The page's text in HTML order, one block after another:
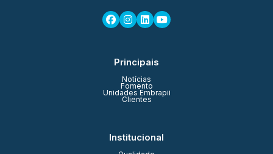
Principais
Notícias
Fomento
Unidades Embrapii
Clientes
Institucional